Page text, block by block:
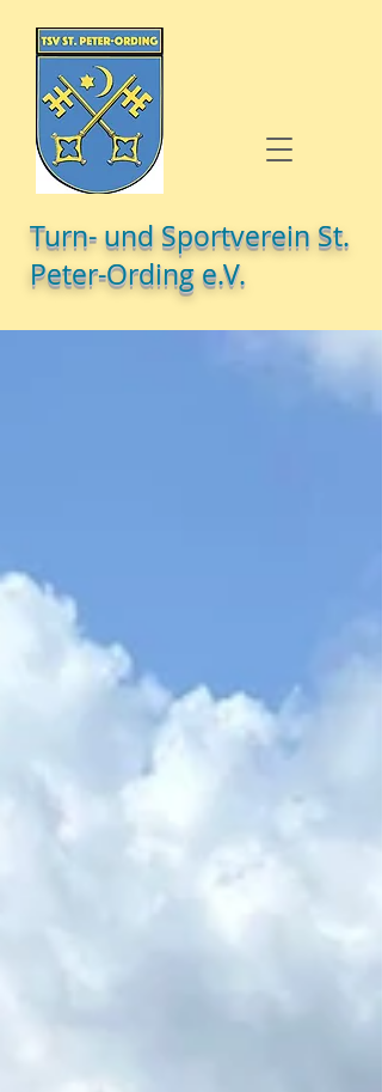
Turn- und Sportverein St.
Peter-Ording e.V.